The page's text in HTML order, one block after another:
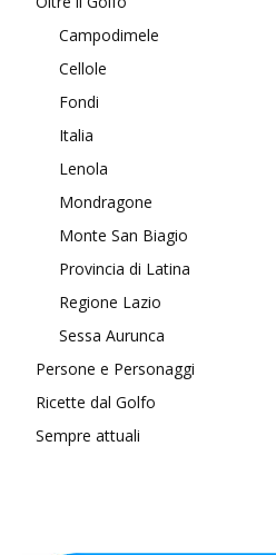
Campodimele
Cellole
Fondi
Italia
Lenola
Mondragone
Monte San Biagio
Provincia di Latina
Regione Lazio
Sessa Aurunca
Persone e Personaggi
Ricette dal Golfo
Sempre attuali